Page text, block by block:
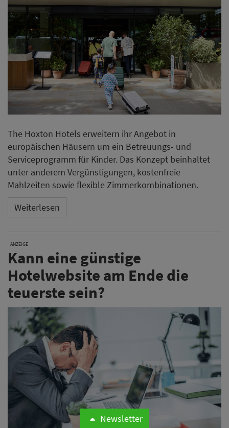
The Hoxton Hotels erweitern ihr Angebot in
europäischen Häusern um ein Betreuungs- und
Serviceprogramm für Kinder. Das Konzept beinhaltet
unter anderem Vergünstigungen, kostenfreie
Mahlzeiten sowie flexible Zimmerkombinationen.
Weiterlesen
ANZEIGE
Kann eine günstige
Hotelwebsite am Ende die
teuerste sein?
Newsletter